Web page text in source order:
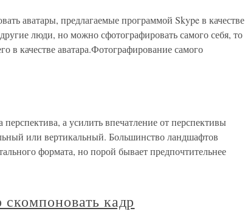
аватары, предлагаемые программой Skype в качестве
люди, но можно сфотографировать самого себя, то
в качестве аватара.Фотографирование самого
а усилить впечатление от перспективы
или вертикальный. Большинство ландшафтов
формата, но порой бывает предпочтительнее
кадр